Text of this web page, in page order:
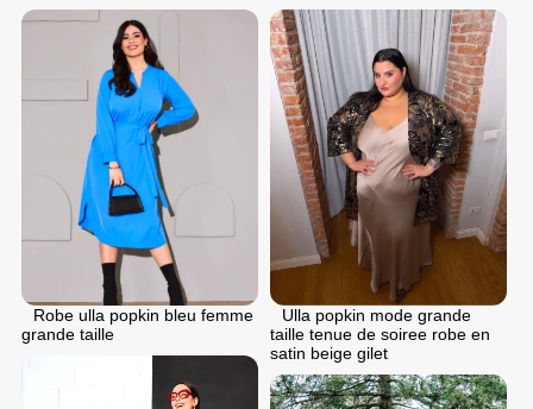
Robe ulla popkin bleu femme
grande taille
Ulla popkin mode grande
taille tenue de soiree robe en
satin beige gilet